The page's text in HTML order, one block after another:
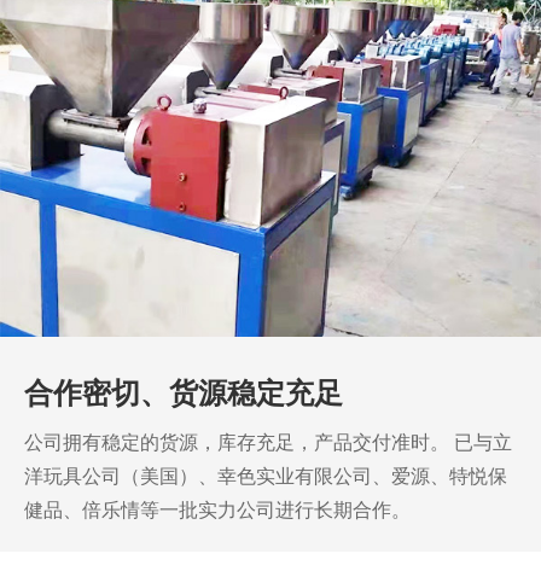
强大生产实力、无可挑剔
我们具有强大的科技开发生产能力。 公司拥有自主知识产
权，多年来积累了丰富的行业经验，以实力赢得客户的一
致认可。